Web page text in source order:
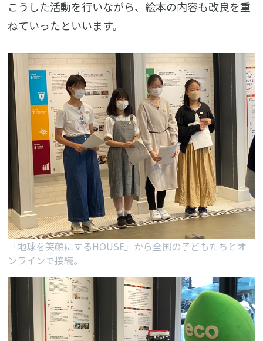
こうした活動を行いながら、絵本の内容も改良を重
ねていったといいます。
「地球を笑顔にするHOUSE」から全国の子どもたちとオ
ンラインで接続。